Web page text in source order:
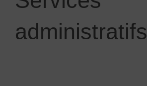
administratifs